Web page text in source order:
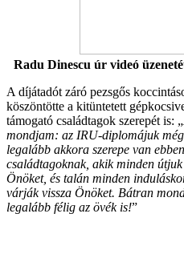
Radu Dinescu úr videó
A díjátadót záró pezsgős
köszöntötte a kitüntetett
támogató családtagok szerepét is: „
mondjam: az IRU-diplomájuk
legalább akkora szerepe van
családtagoknak, akik minden
Önöket, és talán minden
várják vissza Önöket. Bátran
legalább félig az övék is!”